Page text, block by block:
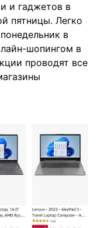
и гаджетов в
пятницы. Легко
в
шопингом в
проводят все